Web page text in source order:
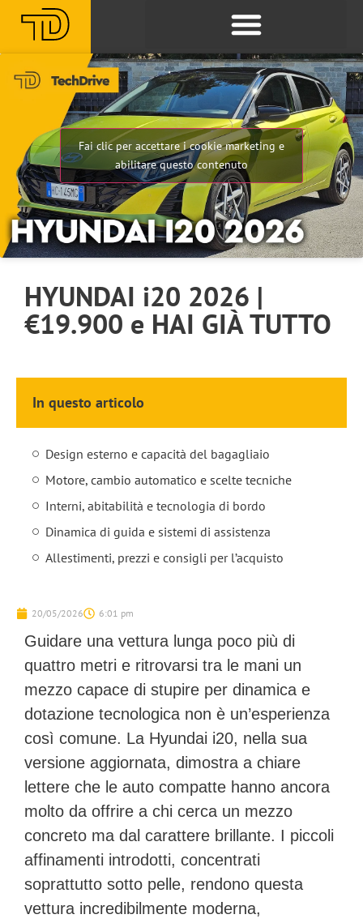
Fai clic per accettare i cookie marketing e
abilitare questo contenuto
HYUNDAI i20 2026 |
€19.900 e HAI GIÀ TUTTO
In questo articolo
Design esterno e capacità del bagagliaio
Motore, cambio automatico e scelte tecniche
Interni, abitabilità e tecnologia di bordo
Dinamica di guida e sistemi di assistenza
Allestimenti, prezzi e consigli per l’acquisto
20/05/2026 6:01 pm
Guidare una vettura lunga poco più di
quattro metri e ritrovarsi tra le mani un
mezzo capace di stupire per dinamica e
dotazione tecnologica non è un’esperienza
così comune. La Hyundai i20, nella sua
versione aggiornata, dimostra a chiare
lettere che le auto compatte hanno ancora
molto da offrire a chi cerca un mezzo
concreto ma dal carattere brillante. I piccoli
affinamenti introdotti, concentrati
soprattutto sotto pelle, rendono questa
vettura incredibilmente moderna,